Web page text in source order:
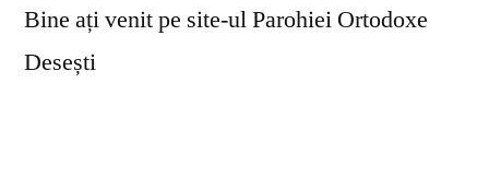
Bine ați venit pe site-ul Parohiei Ortodoxe
Desești